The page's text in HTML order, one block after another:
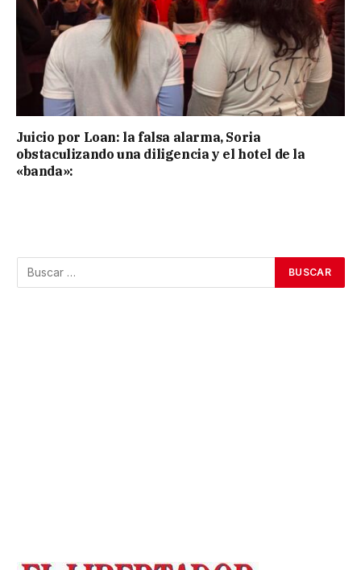
Juicio por Loan: la falsa alarma, Soria
obstaculizando una diligencia y el hotel de la
«banda»: